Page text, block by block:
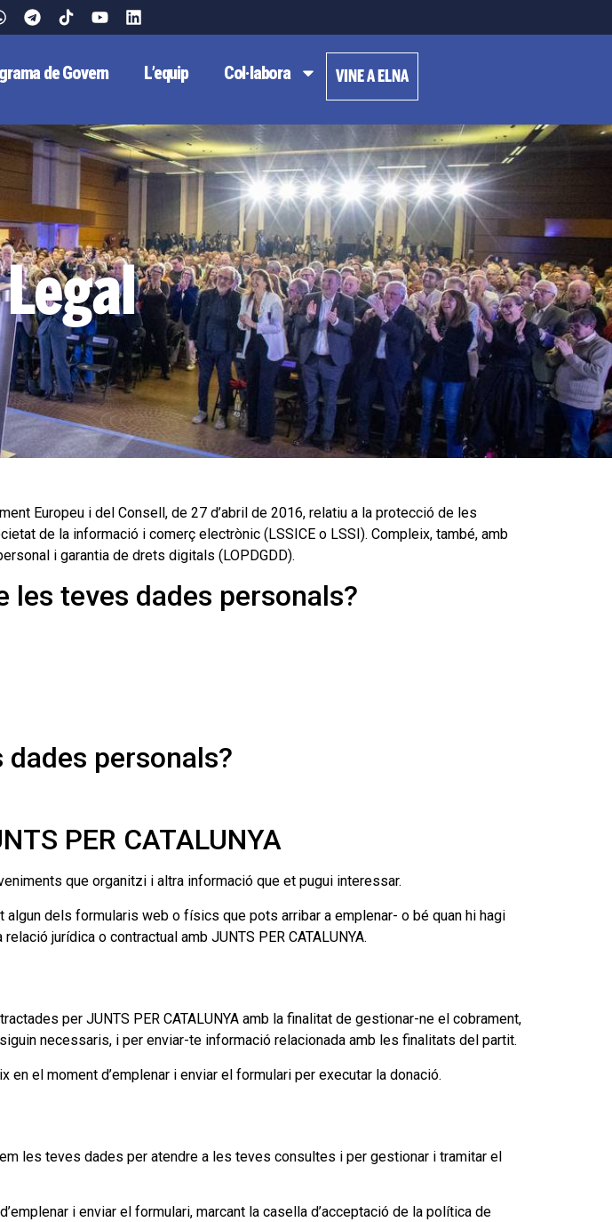
de Govern L’equip Col·labora VINE A ELNA
Europeu i del Consell, de 27 d’abril de 2016, relatiu a la protecció de les
de la informació i comerç electrònic (LSSICE o LSSI). Compleix, també, amb
i garantia de drets digitals (LOPDGDD).
les teves dades personals?
personals?
PER CATALUNYA
que organitzi i altra informació que et pugui interessar.
dels formularis web o físics que pots arribar a emplenar- o bé quan hi hagi
jurídica o contractual amb JUNTS PER CATALUNYA.
per JUNTS PER CATALUNYA amb la finalitat de gestionar-ne el cobrament,
necessaris, i per enviar-te informació relacionada amb les finalitats del partit.
el moment d’emplenar i enviar el formulari per executar la donació.
les teves dades per atendre a les teves consultes i per gestionar i tramitar el
i enviar el formulari, marcant la casella d’acceptació de la política de